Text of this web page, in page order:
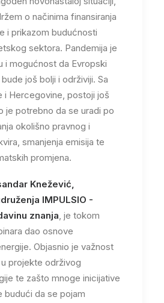
o načinima finansiranja
i prikazom budućnosti
sektora. Pandemija je
i mogućnost da Evropski
još bolji i održiviji. Sa
i Hercegovine, postoji još
je potrebno da se uradi po
okolišno pravnog i
smanjenja emisija te
promjena.
Knežević,
IMPULSIO -
znanja, je tokom
dao osnove
Objasnio je važnost
projekte održivog
te zašto mnoge inicijative
budući da se pojam